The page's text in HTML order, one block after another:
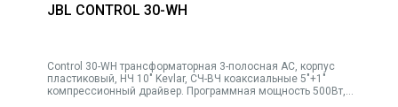
JBL CONTROL 30-WH
Control 30-WH трансформаторная 3-полосная АС, корпус
пластиковый, НЧ 10" Kevlar, СЧ-ВЧ коаксиальные 5"+1"
компрессионный драйвер. Программная мощность 500Вт,